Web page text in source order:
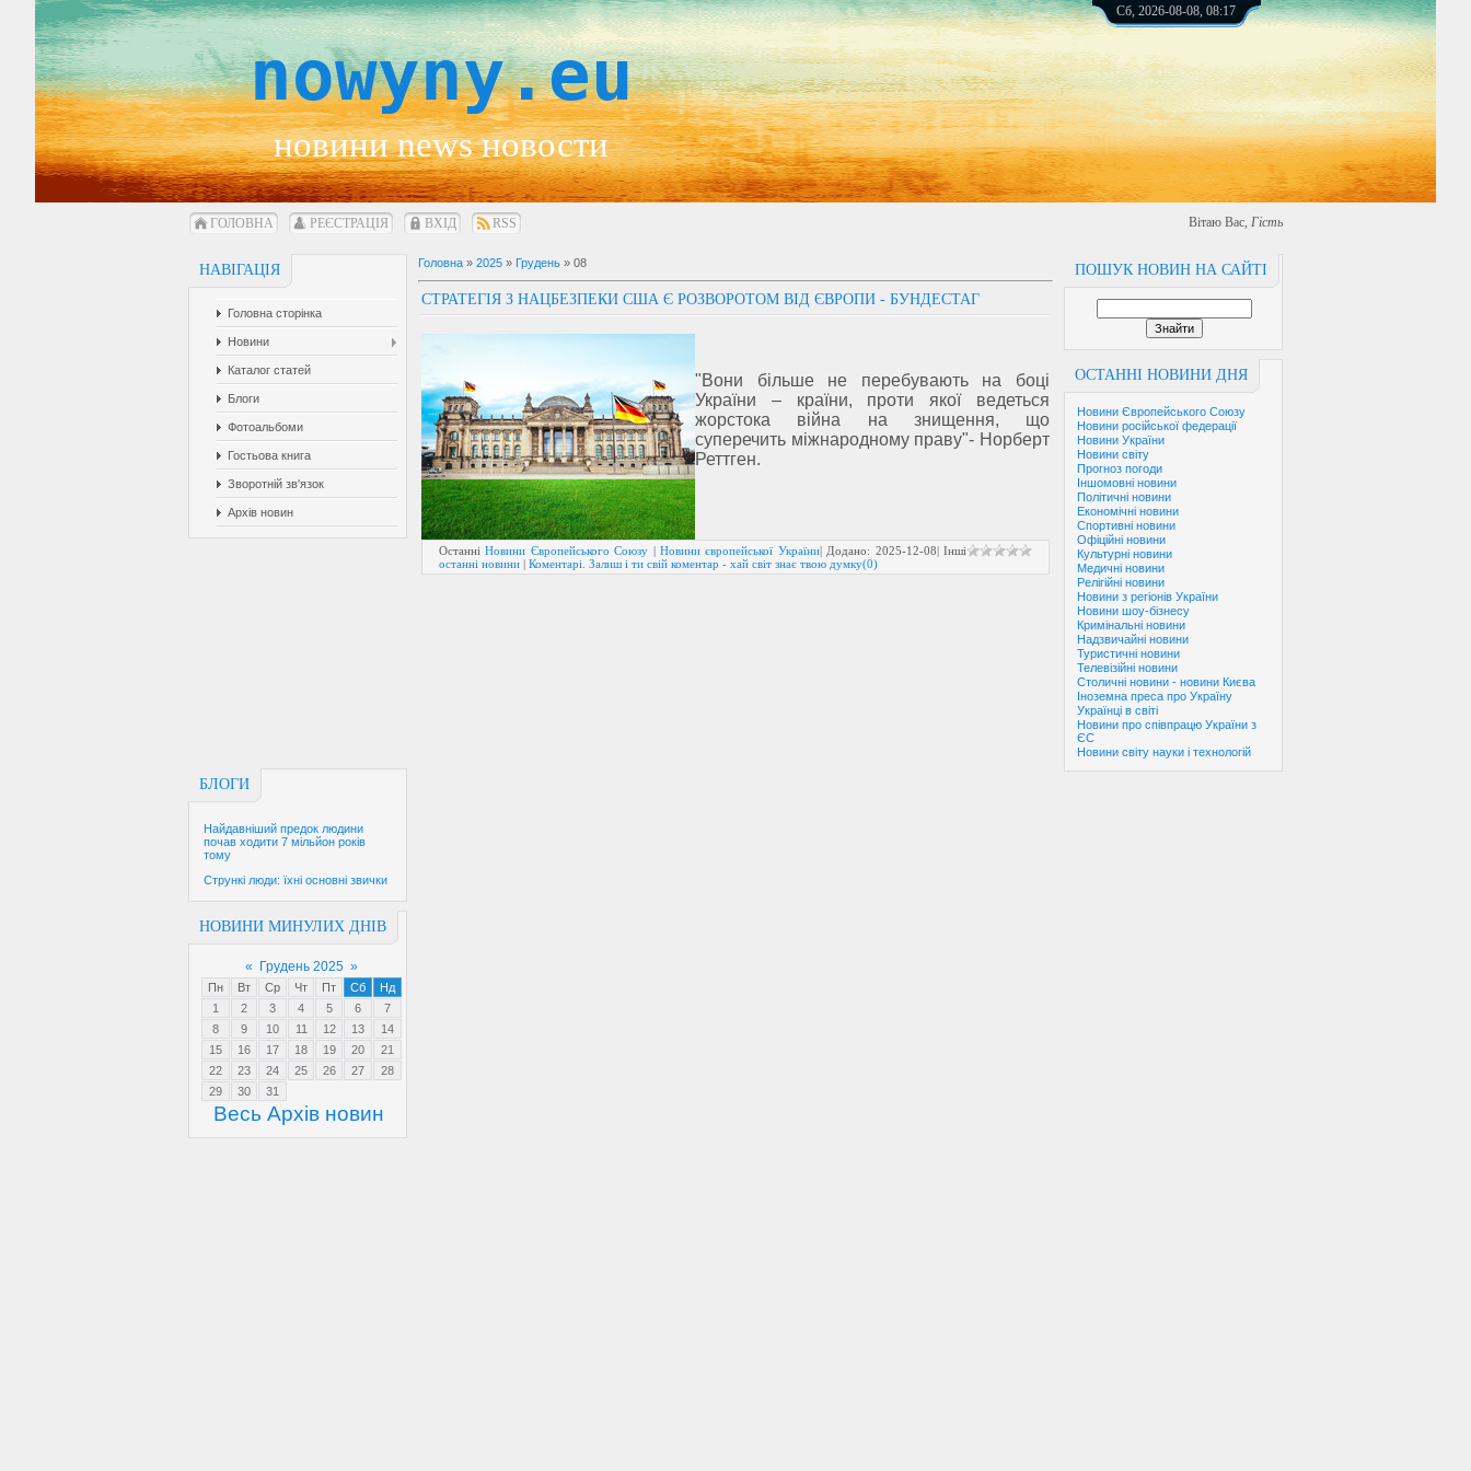
nowyny.eu
новини news новости
Сб, 2026-08-08, 08:17
ГОЛОВНА РЕЄСТРАЦІЯ ВХІД RSS Вітаю Вас, Гість
НАВІГАЦІЯ
Головна сторінка
Новини
Каталог статей
Блоги
Фотоальбоми
Гостьова книга
Зворотній зв'язок
Архів новин
БЛОГИ
Найдавніший предок людини
почав ходити 7 мільйон років
тому
Стрункі люди: їхні основні звички
НОВИНИ МИНУЛИХ ДНІВ
« Грудень 2025 »
Пн Вт Ср Чт Пт Сб
Нд
1
2 3 4 5 6
7
8
9 10 11 12 13
14
15
16 17 18 19 20
21
22
23 24 25 26 27
28
29
30 31
Весь Архів новин
ПОШУК НОВИН НА САЙТІ
ОСТАННІ НОВИНИ ДНЯ
Новини Європейського Союзу
Новини російської федерації
Новини України
Новини світу
Прогноз погоди
Іншомовні новини
Політичні новини
Економічні новини
Спортивні новини
Офіційні новини
Культурні новини
Медичні новини
Релігійні новини
Новини з регіонів України
Новини шоу-бізнесу
Кримінальні новини
Надзвичайні новини
Туристичні новини
Телевізійні новини
Столичні новини - новини Києва
Іноземна преса про Україну
Українці в світі
Новини про співпрацю України з
ЄС
Новини світу науки і технологій
Головна » 2025 » Грудень » 08
СТРАТЕГІЯ З НАЦБЕЗПЕКИ США Є РОЗВОРОТОМ ВІД ЄВРОПИ - БУНДЕСТАГ
"Вони більше не перебувають на боці
України – країни, проти якої ведеться
жорстока війна на знищення, що
суперечить міжнародному праву"- Норберт
Реттген.
ОстанніНовини Європейського Союзу |Новини європейської України| Додано: 2025-12-08| Інші
останні новини | Коментарі. Залиш і ти свій коментар - хай світ знає твою думку(0)